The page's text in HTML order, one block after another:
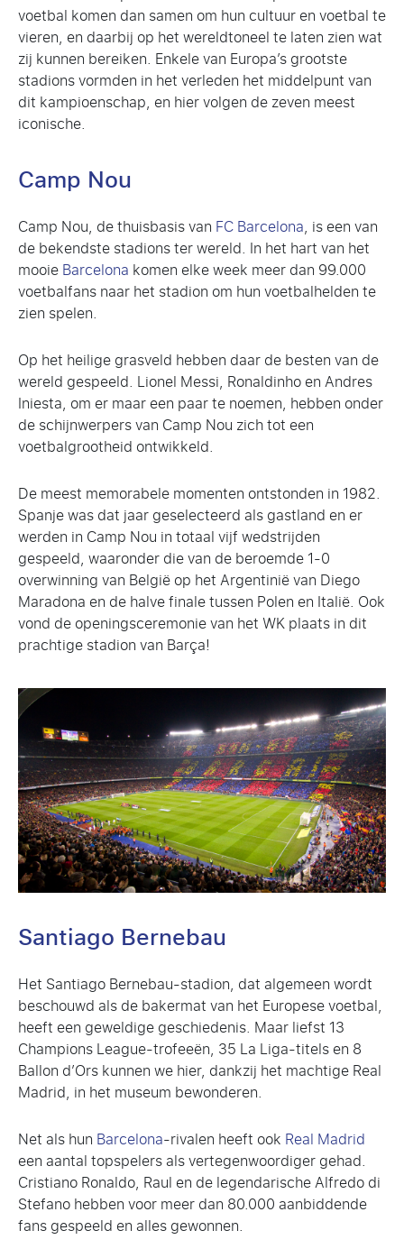
voetbal komen dan samen om hun cultuur en voetbal te
vieren, en daarbij op het wereldtoneel te laten zien wat
zij kunnen bereiken. Enkele van Europa’s grootste
stadions vormden in het verleden het middelpunt van
dit kampioenschap, en hier volgen de zeven meest
iconische.
Camp Nou
Camp Nou, de thuisbasis van FC Barcelona, is een van
de bekendste stadions ter wereld. In het hart van het
mooieBarcelona komen elke week meer dan 99.000
voetbalfans naar het stadion om hun voetbalhelden te
zien spelen.
Op het heilige grasveld hebben daar de besten van de
wereld gespeeld. Lionel Messi, Ronaldinho en Andres
Iniesta, om er maar een paar te noemen, hebben onder
de schijnwerpers van Camp Nou zich tot een
voetbalgrootheid ontwikkeld.
De meest memorabele momenten ontstonden in 1982.
Spanje was dat jaar geselecteerd als gastland en er
werden in Camp Nou in totaal vijf wedstrijden
gespeeld, waaronder die van de beroemde 1-0
overwinning van België op het Argentinië van Diego
Maradona en de halve finale tussen Polen en Italië. Ook
vond de openingsceremonie van het WK plaats in dit
prachtige stadion van Barça!
Santiago Bernebau
Het Santiago Bernebau-stadion, dat algemeen wordt
beschouwd als de bakermat van het Europese voetbal,
heeft een geweldige geschiedenis. Maar liefst 13
Champions League-trofeeën, 35 La Liga-titels en 8
Ballon d’Ors kunnen we hier, dankzij het machtige Real
Madrid, in het museum bewonderen.
Net als hun Barcelona-rivalen heeft ook Real Madrid
een aantal topspelers als vertegenwoordiger gehad.
Cristiano Ronaldo, Raul en de legendarische Alfredo di
Stefano hebben voor meer dan 80.000 aanbiddende
fans gespeeld en alles gewonnen.